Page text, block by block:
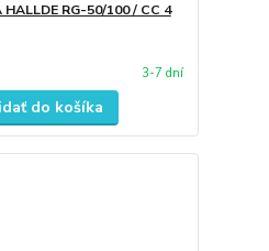
RG-50/100 / CC 4
3-7 dní
do košíka